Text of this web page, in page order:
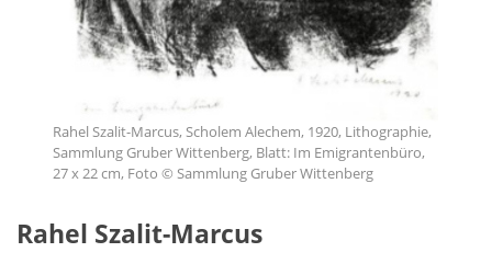
Rahel Szalit-Marcus, Scholem Alechem, 1920, Lithographie,
Sammlung Gruber Wittenberg, Blatt: Im Emigrantenbüro,
27 x 22 cm, Foto © Sammlung Gruber Wittenberg
Rahel Szalit-Marcus